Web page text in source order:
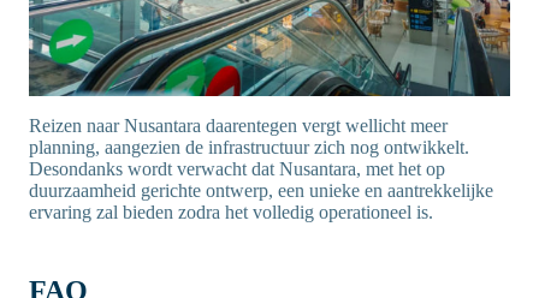
Reizen naar Nusantara daarentegen vergt wellicht meer
planning, aangezien de infrastructuur zich nog ontwikkelt.
Desondanks wordt verwacht dat Nusantara, met het op
duurzaamheid gerichte ontwerp, een unieke en aantrekkelijke
ervaring zal bieden zodra het volledig operationeel is.
FAQ